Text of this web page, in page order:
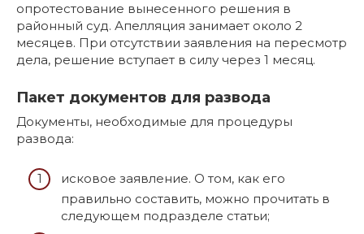
опротестование вынесенного решения в
районный суд. Апелляция занимает около 2
месяцев. При отсутствии заявления на пересмотр
дела, решение вступает в силу через 1 месяц.
Пакет документов для развода
Документы, необходимые для процедуры
развода:
исковое заявление. О том, как его
правильно составить, можно прочитать в
следующем подразделе статьи;